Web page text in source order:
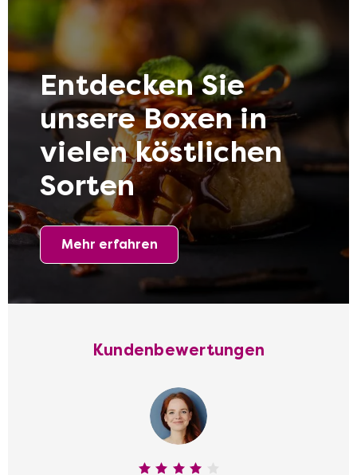
Wien
Gesunde Ernährung
Wien
Junggesellen-Abschied
Mehr anzeigen
Alle Genuss-Events
Entdecken Sie
unsere Boxen in
vielen köstlichen
Sorten
Mehr erfahren
Kundenbewertungen